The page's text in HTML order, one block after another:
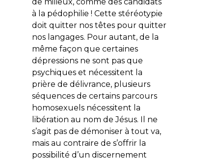
à la pédophilie ! Cette stéréotypie
doit quitter nos têtes pour quitter
nos langages. Pour autant, de la
même façon que certaines
dépressions ne sont pas que
psychiques et nécessitent la
prière de délivrance, plusieurs
séquences de certains parcours
homosexuels nécessitent la
libération au nom de Jésus. Il ne
s’agit pas de démoniser à tout va,
mais au contraire de s’offrir la
possibilité d’un discernement